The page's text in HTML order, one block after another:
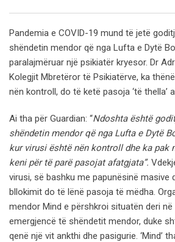
Pandemia e COVID-19 mund të jetë
shëndetin mendor që nga Lufta e Dytë
paralajmëruar një psikiatër kryesor. Dr
Kolegjit Mbretëror të Psikiatërve, ka
nën kontroll, do të ketë pasoja ‘të thella’
Ai tha për Guardian: “Ndoshta është
shëndetin mendor që nga Lufta e Dytë
kur virusi është nën kontroll dhe ka pak
keni për të parë pasojat afatgjata”.
virusi, së bashku me papunësinë masive
bllokimit do të lënë pasoja të mëdha.
mendor Mind e përshkroi situatën deri në
emergjencë të shëndetit mendor, duke
qenë një vit ankthi dhe pasigurie. ‘Mind’